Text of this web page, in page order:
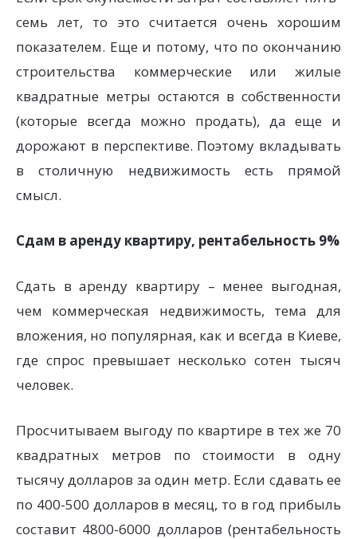
семь лет, то это считается очень хорошим
показателем. Еще и потому, что по окончанию
строительства коммерческие или жилые
квадратные метры остаются в собственности
(которые всегда можно продать), да еще и
дорожают в перспективе. Поэтому вкладывать
в столичную недвижимость есть прямой
смысл.
Сдам в аренду квартиру, рентабельность 9%
Сдать в аренду квартиру – менее выгодная,
чем коммерческая недвижимость, тема для
вложения, но популярная, как и всегда в Киеве,
где спрос превышает несколько сотен тысяч
человек.
Просчитываем выгоду по квартире в тех же 70
квадратных метров по стоимости в одну
тысячу долларов за один метр. Если сдавать ее
по 400-500 долларов в месяц, то в год прибыль
составит 4800-6000 долларов (рентабельность